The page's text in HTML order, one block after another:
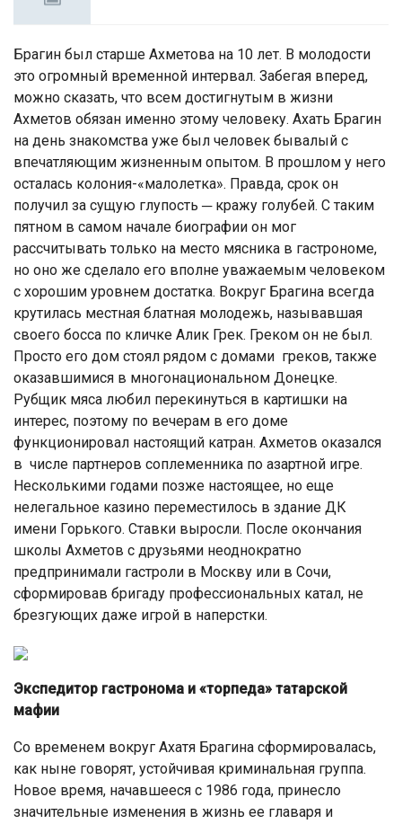
Брагин был старше Ахметова на 10 лет. В молодости
это огромный временной интервал. Забегая вперед,
можно сказать, что всем достигнутым в жизни
Ахметов обязан именно этому человеку. Ахать Брагин
на день знакомства уже был человек бывалый с
впечатляющим жизненным опытом. В прошлом у него
осталась колония-«малолетка». Правда, срок он
получил за сущую глупость ─ кражу голубей. С таким
пятном в самом начале биографии он мог
рассчитывать только на место мясника в гастрономе,
но оно же сделало его вполне уважаемым человеком
с хорошим уровнем достатка. Вокруг Брагина всегда
крутилась местная блатная молодежь, называвшая
своего босса по кличке Алик Грек. Греком он не был.
Просто его дом стоял рядом с домами греков, также
оказавшимися в многонациональном Донецке.
Рубщик мяса любил перекинуться в картишки на
интерес, поэтому по вечерам в его доме
функционировал настоящий катран. Ахметов оказался
в числе партнеров соплеменника по азартной игре.
Несколькими годами позже настоящее, но еще
нелегальное казино переместилось в здание ДК
имени Горького. Ставки выросли. После окончания
школы Ахметов с друзьями неоднократно
предпринимали гастроли в Москву или в Сочи,
сформировав бригаду профессиональных катал, не
брезгующих даже игрой в наперстки.
Экспедитор гастронома и «торпеда» татарской
мафии
Со временем вокруг Ахатя Брагина сформировалась,
как ныне говорят, устойчивая криминальная группа.
Новое время, начавшееся с 1986 года, принесло
значительные изменения в жизнь ее главаря и